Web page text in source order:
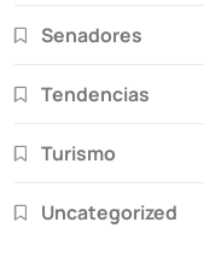
Senadores
Tendencias
Turismo
Uncategorized